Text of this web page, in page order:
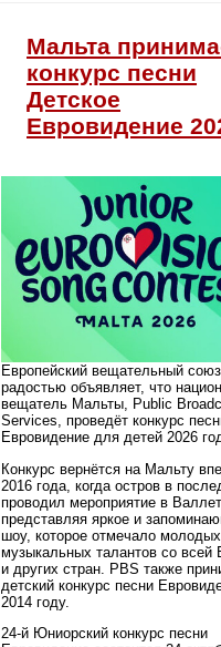
Мальта
конкурс песни
Детское
Евровидение
Европейский вещательный
радостью объявляет, что
вещатель Мальты, Public
Services, проведёт конкурс
Евровидение для детей 2026
Конкурс вернётся на Мальту
2016 года, когда остров в
проводил мероприятие в
представляя яркое и
шоу, которое отмечало молодых
музыкальных талантов со всей
и других стран. PBS также
детский конкурс песни
2014 году.
24-й Юниорский конкурс песни